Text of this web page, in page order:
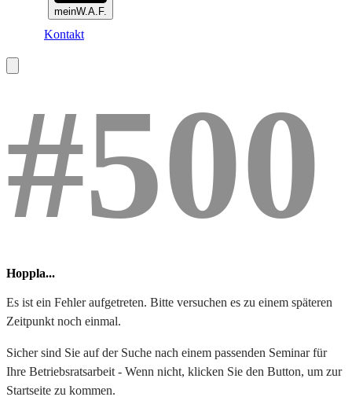
meinW.A.F.
Kontakt
#500
Hoppla...
Es ist ein Fehler aufgetreten. Bitte versuchen es zu einem späteren
Zeitpunkt noch einmal.
Sicher sind Sie auf der Suche nach einem passenden Seminar für
Ihre Betriebsratsarbeit - Wenn nicht, klicken Sie den Button, um zur
Startseite zu kommen.